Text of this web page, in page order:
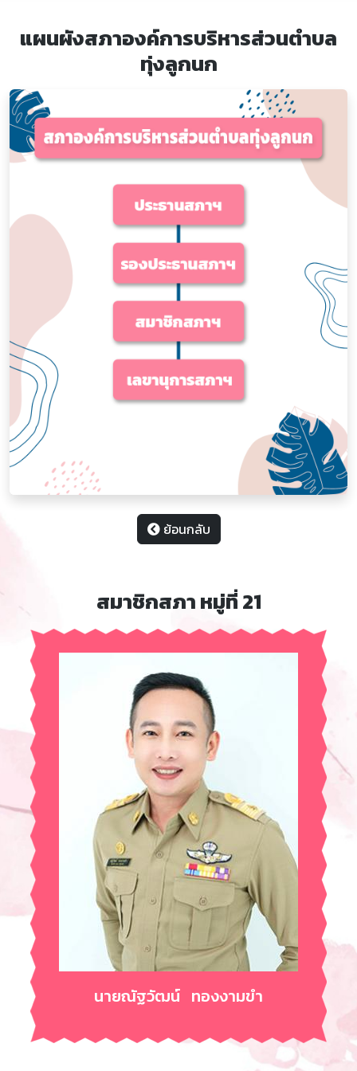
แผนผังสภาองค์การบริหารส่วนตำบล
ทุ่งลูกนก
ย้อนกลับ
สมาชิกสภา หมู่ที่ 21
นายณัฐวัฒน์ ทองงามขำ